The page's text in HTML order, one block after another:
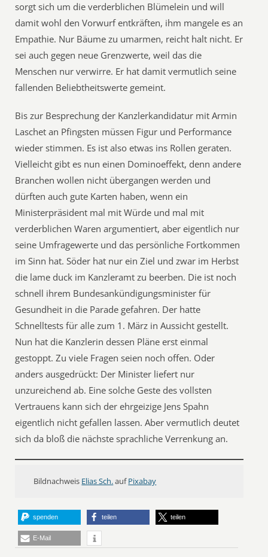
sorgt sich um die verderblichen Blümelein und will
damit wohl den Vorwurf entkräften, ihm mangele es an
Empathie. Nur Bäume zu umarmen, reicht halt nicht. Er
sei auch gegen neue Grenzwerte, weil das die
Menschen nur verwirre. Er hat damit vermutlich seine
fallenden Beliebtheitswerte gemeint.
Bis zur Besprechung der Kanzlerkandidatur mit Armin
Laschet an Pfingsten müssen Figur und Performance
wieder stimmen. Es ist also etwas ins Rollen geraten.
Vielleicht gibt es nun einen Dominoeffekt, denn andere
Branchen wollen nicht übergangen werden und
dürften auch gute Karten haben, wenn ein
Ministerpräsident mal mit Würde und mal mit
verderblichen Waren argumentiert, aber eigentlich nur
seine Umfragewerte und das persönliche Fortkommen
im Sinn hat. Söder hat nur ein Ziel und zwar im Herbst
die lame duck im Kanzleramt zu beerben. Die ist noch
schnell ihrem Bundesankündigungsminister für
Gesundheit in die Parade gefahren. Der hatte
Schnelltests für alle zum 1. März in Aussicht gestellt.
Nun hat die Kanzlerin dessen Pläne erst einmal
gestoppt. Zu viele Fragen seien noch offen. Oder
anders ausgedrückt: Der Minister liefert nur
unzureichend ab. Eine solche Geste des vollsten
Vertrauens kann sich der ehrgeizige Jens Spahn
eigentlich nicht gefallen lassen. Aber vermutlich deutet
sich da bloß die nächste sprachliche Verrenkung an.
Bildnachweis Elias Sch.aufPixabay
spenden teilen teilen
E-Mail